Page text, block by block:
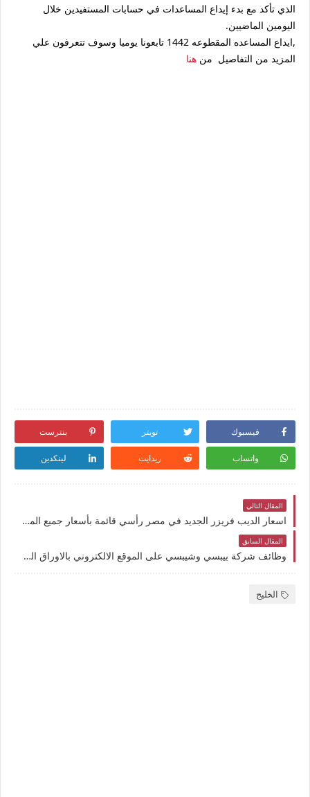
الذي تأكد مع بدء إيداع المساعدات في حسابات المستفيدين خلال
اليومين الماضيين.
,ايداع المساعده المقطوعه 1442 تابعونا يوميا وسوف تتعرفون علي
المزيد من التفاصيل من هنا
فيسبوك تويتر بنترست
واتساب ريدايت لينكدين
المقال التالي
اسعار الديب فريزر الجديد في مصر رأسي قائمة بأسعار جميع الماركات العالمية ديب فريزر افقي موفر للكهرباء إصلاح عيب عمل تكون ثلج بالفريزر واسبابة
المقال السابق
وظائف شركة بيبسي وشيبسي على الموقع الالكتروني بالاوراق المطلوبة وشروط التقديم والراتب عالى وظائف التسويق
الخليج